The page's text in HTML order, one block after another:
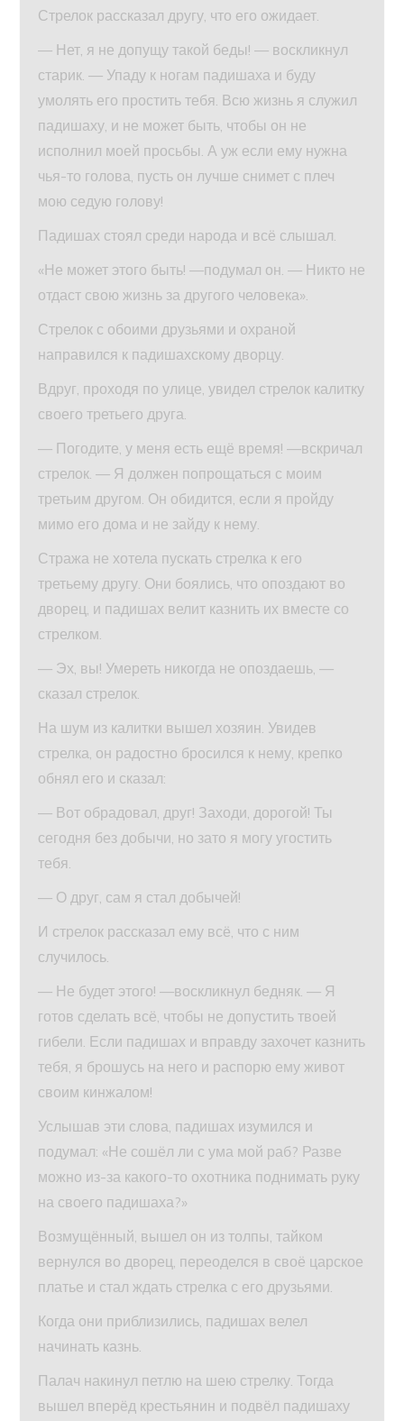
Стрелок рассказал другу, что его ожидает.
— Нет, я не допущу такой беды! — воскликнул
старик. — Упаду к ногам падишаха и буду
умолять его простить тебя. Всю жизнь я служил
падишаху, и не может быть, чтобы он не
исполнил моей просьбы. А уж если ему нужна
чья-то голова, пусть он лучше снимет с плеч
мою седую голову!
Падишах стоял среди народа и всё слышал.
«Не может этого быть! —подумал он. — Никто не
отдаст свою жизнь за другого человека».
Стрелок с обоими друзьями и охраной
направился к падишахскому дворцу.
Вдруг, проходя по улице, увидел стрелок калитку
своего третьего друга.
— Погодите, у меня есть ещё время! —вскричал
стрелок. — Я должен попрощаться с моим
третьим другом. Он обидится, если я пройду
мимо его дома и не зайду к нему.
Стража не хотела пускать стрелка к его
третьему другу. Они боялись, что опоздают во
дворец, и падишах велит казнить их вместе со
стрелком.
— Эх, вы! Умереть никогда не опоздаешь, —
сказал стрелок.
На шум из калитки вышел хозяин. Увидев
стрелка, он радостно бросился к нему, крепко
обнял его и сказал:
— Вот обрадовал, друг! Заходи, дорогой! Ты
сегодня без добычи, но зато я могу угостить
тебя.
— О друг, сам я стал добычей!
И стрелок рассказал ему всё, что с ним
случилось.
— Не будет этого! —воскликнул бедняк. — Я
готов сделать всё, чтобы не допустить твоей
гибели. Если падишах и вправду захочет казнить
тебя, я брошусь на него и распорю ему живот
своим кинжалом!
Услышав эти слова, падишах изумился и
подумал: «Не сошёл ли с ума мой раб? Разве
можно из-за какого-то охотника поднимать руку
на своего падишаха?»
Возмущённый, вышел он из толпы, тайком
вернулся во дворец, переоделся в своё царское
платье и стал ждать стрелка с его друзьями.
Когда они приблизились, падишах велел
начинать казнь.
Палач накинул петлю на шею стрелку. Тогда
вышел вперёд крестьянин и подвёл падишаху